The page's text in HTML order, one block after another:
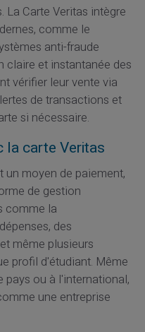
La Carte Veritas intègre
comme le
anti-fraude
claire et instantanée des
vérifier leur vente via
de transactions et
si nécessaire.
la carte Veritas
un moyen de paiement,
de gestion
comme la
des
même plusieurs
profil d'étudiant. Même
pays ou à l'international,
une entreprise